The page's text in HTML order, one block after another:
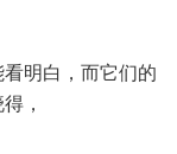
明白，而它们的
，